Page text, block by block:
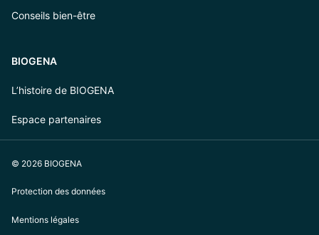
Conseils bien-être
BIOGENA
L’histoire de BIOGENA
Espace partenaires
© 2026 BIOGENA
Protection des données
Mentions légales